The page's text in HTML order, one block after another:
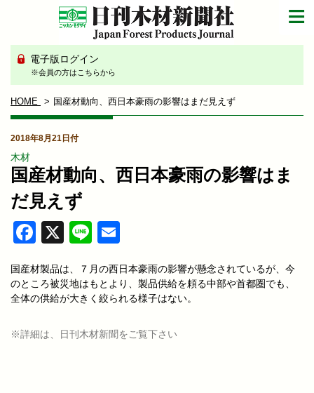
電子版ログイン
※会員の方はこちらから
HOME 国産材動向、西日本豪雨の影響はまだ見えず
2018年8月21日付
木材
国産材動向、西日本豪雨の影響はま
だ見えず
Facebook
X Line
国産材製品は、７月の西日本豪雨の影響が懸念されているが、今
のところ被災地はもとより、製品供給を頼る中部や首都圏でも、
全体の供給が大きく絞られる様子はない。
※詳細は、日刊木材新聞をご覧下さい